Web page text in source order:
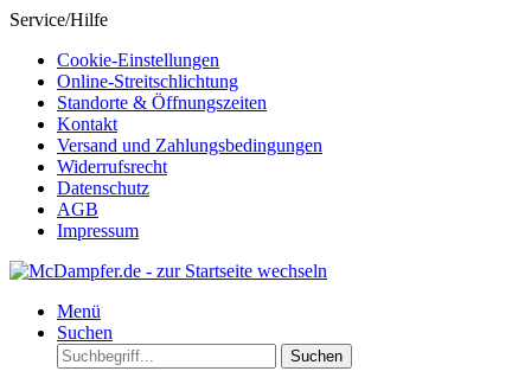
Service/Hilfe
Cookie-Einstellungen
Online-Streitschlichtung
Standorte & Öffnungszeiten
Kontakt
Versand und Zahlungsbedingungen
Widerrufsrecht
Datenschutz
AGB
Impressum
Menü
Suchen
Suchen